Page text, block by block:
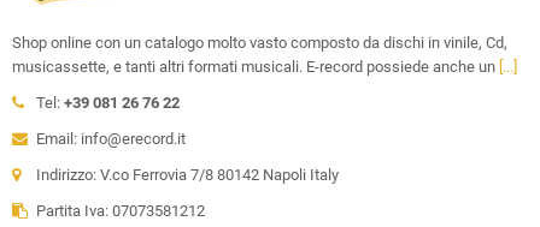
Shop online con un catalogo molto vasto composto da dischi in vinile, Cd,
musicassette, e tanti altri formati musicali. E-record possiede anche un [...]
Tel: +39 081 26 76 22
Email: info@erecord.it
Indirizzo: V.co Ferrovia 7/8 80142 Napoli Italy
Partita Iva: 07073581212